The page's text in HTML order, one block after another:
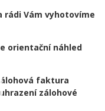
rádi Vám vyhotovíme
orientační náhled
faktura
zálohové